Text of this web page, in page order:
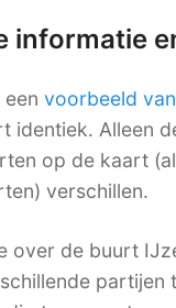
informatie
voorbeeld
identiek. Alleen
op de kaart
verschillen.
over de buurt